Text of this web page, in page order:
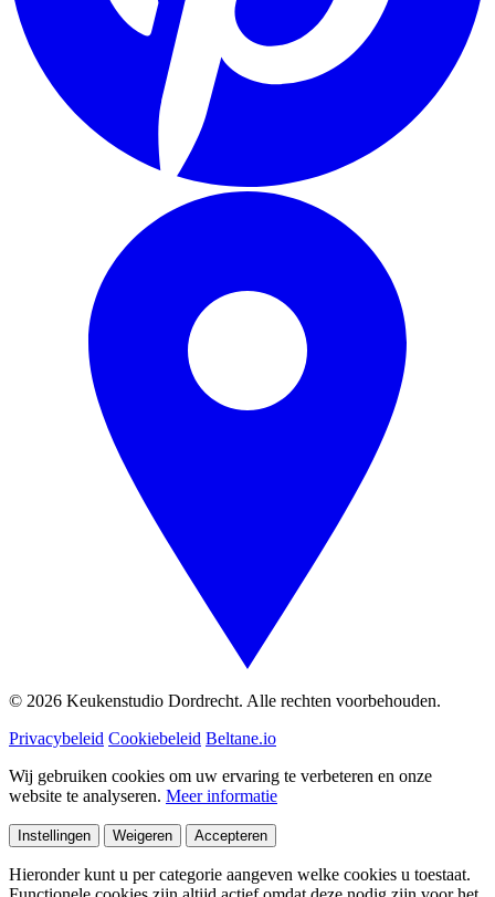
© 2026 Keukenstudio Dordrecht. Alle rechten voorbehouden.
Privacybeleid Cookiebeleid Beltane.io
Wij gebruiken cookies om uw ervaring te verbeteren en onze
website te analyseren. Meer informatie
Instellingen Weigeren Accepteren
Hieronder kunt u per categorie aangeven welke cookies u toestaat.